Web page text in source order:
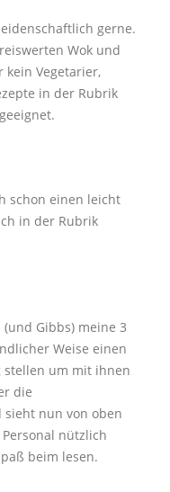
gerne.
Wok und
kein Vegetarier,
in der Rubrik
schon einen leicht
in der Rubrik
Gibbs) meine 3
Weise einen
stellen um mit ihnen
die
sieht nun von oben
nützlich
beim lesen.